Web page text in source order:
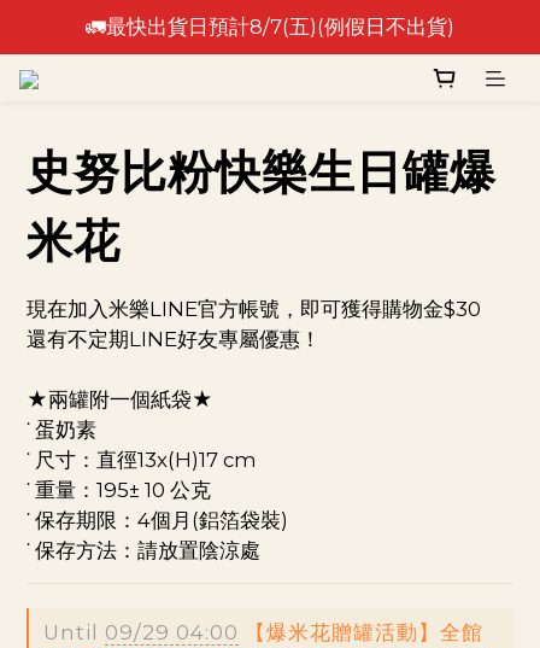
🚛最快出貨日預計8/7(五)(例假日不出貨)
🚛最快出貨日預計8/7(五)(例假日不出貨)
⚠️出貨日非到貨日，實際到貨依物流作業時間為準⚠️
史努比粉快樂生日罐爆
米花
現在加入米樂LINE官方帳號，即可獲得購物金$30
還有不定期LINE好友專屬優惠！
★兩罐附一個紙袋★
˙ 蛋奶素
˙ 尺寸：直徑13x(H)17 cm
˙ 重量：195± 10 公克
˙ 保存期限：4個月(鋁箔袋裝)
˙ 保存方法：請放置陰涼處
Until 09/29 04:00 【爆米花贈罐活動】全館